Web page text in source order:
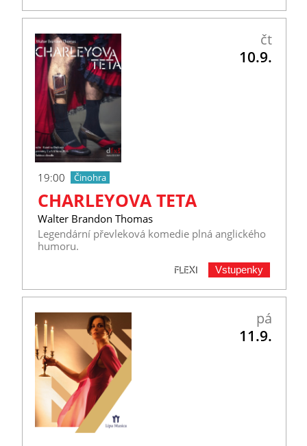
čt
10.9.
19:00 Činohra
CHARLEYOVA TETA
Walter Brandon Thomas
Legendární převleková komedie plná anglického
humoru.
Vstupenky
FLEXI
pá
11.9.